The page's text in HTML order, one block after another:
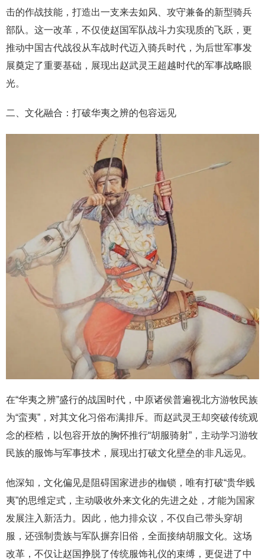
击的作战技能，打造出一支来去如风、攻守兼备的新型骑兵
部队。这一改革，不仅使赵国军队战斗力实现质的飞跃，更
推动中国古代战役从车战时代迈入骑兵时代，为后世军事发
展奠定了重要基础，展现出赵武灵王超越时代的军事战略眼
光。
二、文化融合：打破华夷之辨的包容远见
在“华夷之辨”盛行的战国时代，中原诸侯普遍视北方游牧民族
为“蛮夷”，对其文化习俗布满排斥。而赵武灵王却突破传统观
念的桎梏，以包容开放的胸怀推行“胡服骑射”，主动学习游牧
民族的服饰与军事技术，展现出打破文化壁垒的非凡远见。
他深知，文化偏见是阻碍国家进步的枷锁，唯有打破“贵华贱
夷”的思维定式，主动吸收外来文化的先进之处，才能为国家
发展注入新活力。因此，他力排众议，不仅自己带头穿胡
服，还强制贵族与军队摒弃旧俗，全面接纳胡服文化。这场
改革，不仅让赵国挣脱了传统服饰礼仪的束缚，更促进了中